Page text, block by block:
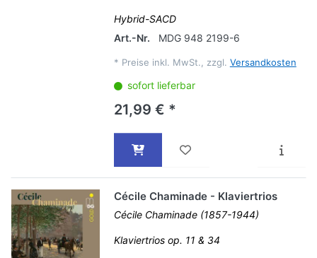
Hybrid-SACD
Art.-Nr.
MDG 948 2199-6
* Preise inkl. MwSt., zzgl. Versandkosten
sofort lieferbar
21,99 € *
Cécile Chaminade - Klaviertrios
Cécile Chaminade (1857-1944)
Klaviertrios op. 11 & 34